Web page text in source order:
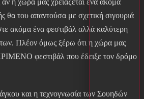
η χώρα μας χρειάζεται ένα ακόμα
θα του απαντούσα με σχετική σιγουριά
ακόμα ένα φεστιβάλ αλλά καλύτερη
Πλέον όμως ξέρω ότι η χώρα μας
φεστιβάλ που έδειξε τον δρόμο
και η τεχνογνωσία των Σουηδών